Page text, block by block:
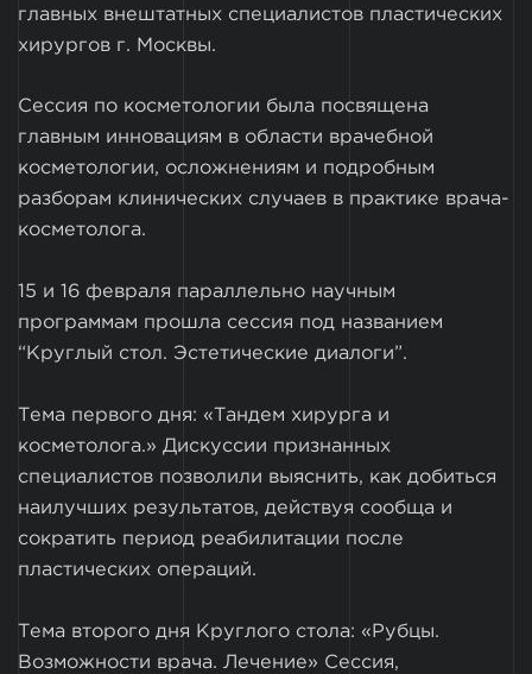
главных внештатных специалистов пластических
хирургов г. Москвы.
Сессия по косметологии была посвящена
главным инновациям в области врачебной
косметологии, осложнениям и подробным
разборам клинических случаев в практике врача-
косметолога.
15 и 16 февраля параллельно научным
программам прошла сессия под названием
“Круглый стол. Эстетические диалоги”.
Тема первого дня: «Тандем хирурга и
косметолога.» Дискуссии признанных
специалистов позволили выяснить, как добиться
наилучших результатов, действуя сообща и
сократить период реабилитации после
пластических операций.
Тема второго дня Круглого стола: «Рубцы.
Возможности врача. Лечение» Сессия,